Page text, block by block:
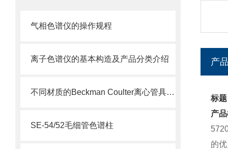
气相色谱仪的操作规程
离子色谱仪的基本构造及产品分类介绍
不同材质的Beckman Coulter离心管具有不同的使用特性
SE-54/52毛细管色谱柱
产
标
产
的